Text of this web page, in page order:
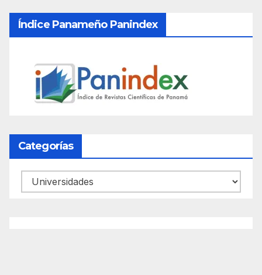
Índice Panameño Panindex
Categorías
Categorías